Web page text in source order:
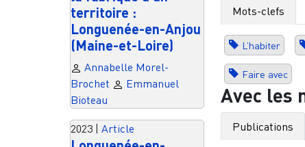
territoire :
Longuenée-en-Anjou
(Maine-et-Loire)
Annabelle Morel-
Brochet
Emmanuel
Bioteau
2023 Article
Mots-clefs
L’habiter
Faire avec
Avec les
Publications